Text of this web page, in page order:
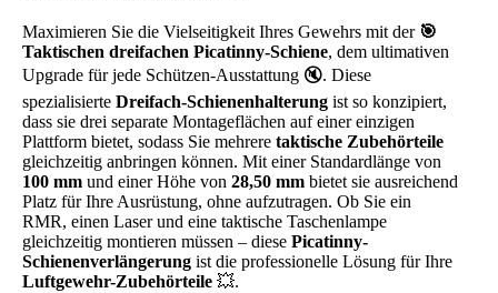
Maximieren Sie die Vielseitigkeit Ihres Gewehrs mit der 🎯
Taktischen dreifachen Picatinny-Schiene, dem ultimativen
Upgrade für jede Schützen-Ausstattung 🔇. Diese
spezialisierte Dreifach-Schienenhalterung ist so konzipiert,
dass sie drei separate Montageflächen auf einer einzigen
Plattform bietet, sodass Sie mehrere taktische Zubehörteile
gleichzeitig anbringen können. Mit einer Standardlänge von
100 mm und einer Höhe von 28,50 mm bietet sie ausreichend
Platz für Ihre Ausrüstung, ohne aufzutragen. Ob Sie ein
RMR, einen Laser und eine taktische Taschenlampe
gleichzeitig montieren müssen – diese Picatinny-
Schienenverlängerung ist die professionelle Lösung für Ihre
Luftgewehr-Zubehörteile 💥.